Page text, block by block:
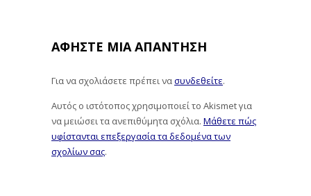
ΑΦΉΣΤΕ ΜΙΑ ΑΠΆΝΤΗΣΗ
Για να σχολιάσετε πρέπει νασυνδεθείτε
Αυτός ο ιστότοπος χρησιμοποιεί το Akismet για
να μειώσει τα ανεπιθύμητα σχόλια. Μάθετε πώς
υφίστανται επεξεργασία τα δεδομένα των
σχολίων σας.